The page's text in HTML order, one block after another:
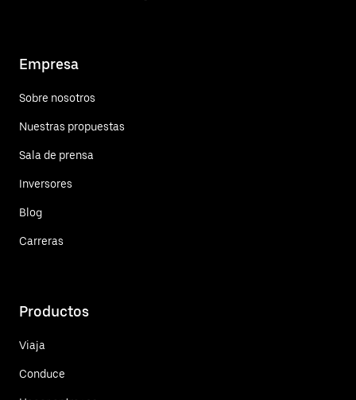
Empresa
Sobre nosotros
Nuestras propuestas
Sala de prensa
Inversores
Blog
Carreras
Productos
Viaja
Conduce